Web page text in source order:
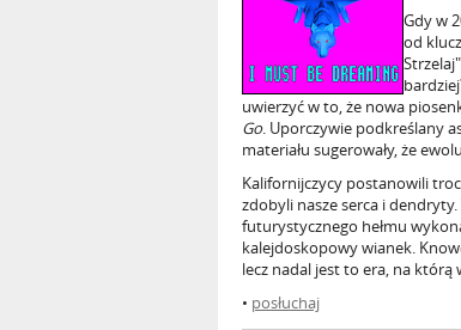
Gdy w
od
uwierzyć w to, że nowa
Go. Uporczywie podkreślany
materiału sugerowały, że
Kalifornijczycy postanowili
zdobyli nasze serca i
futurystycznego hełmu
kalejdoskopowy wianek.
lecz nadal jest to era, na
• posłuchaj